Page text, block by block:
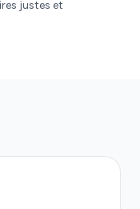
justes et